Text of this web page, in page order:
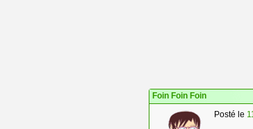
Foin Foin Foin
Posté le